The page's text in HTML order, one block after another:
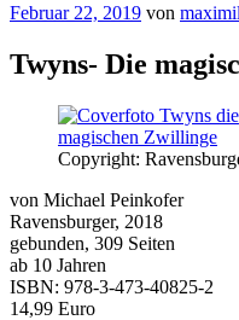
Veröffentlicht
Februar 22, 2019 von
Twyns- Die
Copyright:
von Michael Peinkofer
Ravensburger, 2018
gebunden, 309 Seiten
ab 10 Jahren
ISBN: 978-3-473-40825-2
14,99 Euro